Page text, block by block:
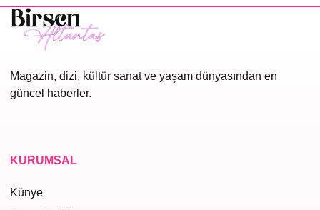
Magazin, dizi, kültür sanat ve yaşam dünyasından en
güncel haberler.
KURUMSAL
Künye